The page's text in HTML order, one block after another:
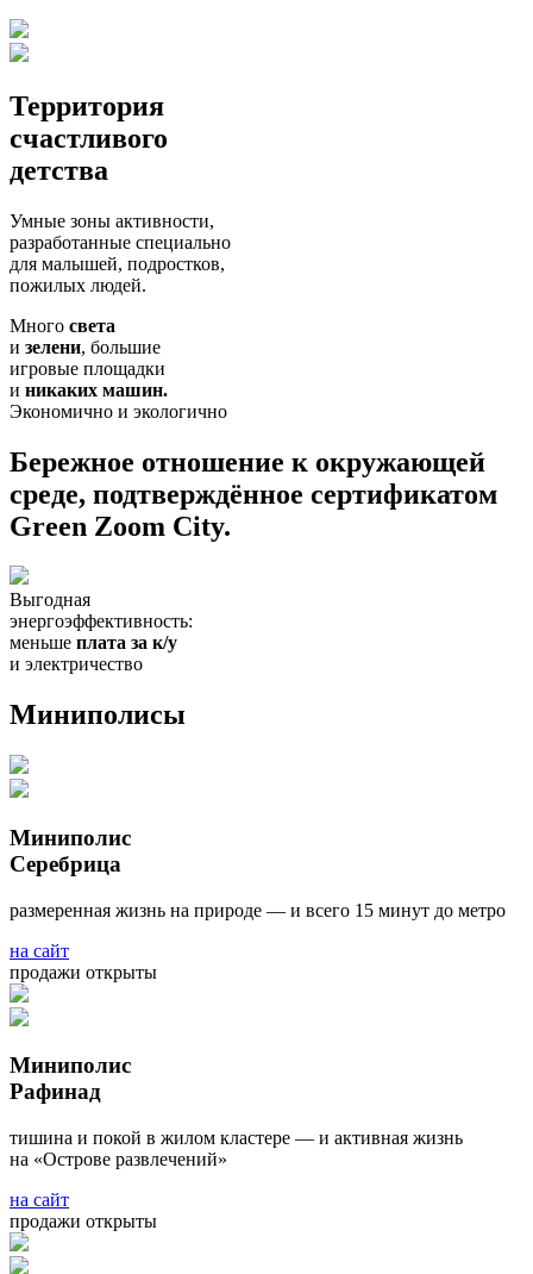
Территория
счастливого
детства
Умные зоны активности,
разработанные специально
для малышей, подростков,
пожилых людей.
Много света
и зелени, большие
игровые площадки
и никаких машин.
Экономично и экологично
Бережное отношение к окружающей
среде, подтверждённое сертификатом
Green Zoom City.
Выгодная
энергоэффективность:
меньше плата за к/у
и электричество
Миниполисы
Миниполис
Серебрица
размеренная жизнь на природе — и всего 15 минут до метро
на сайт
продажи открыты
Миниполис
Рафинад
тишина и покой в жилом кластере — и активная жизнь
на «Острове развлечений»
на сайт
продажи открыты